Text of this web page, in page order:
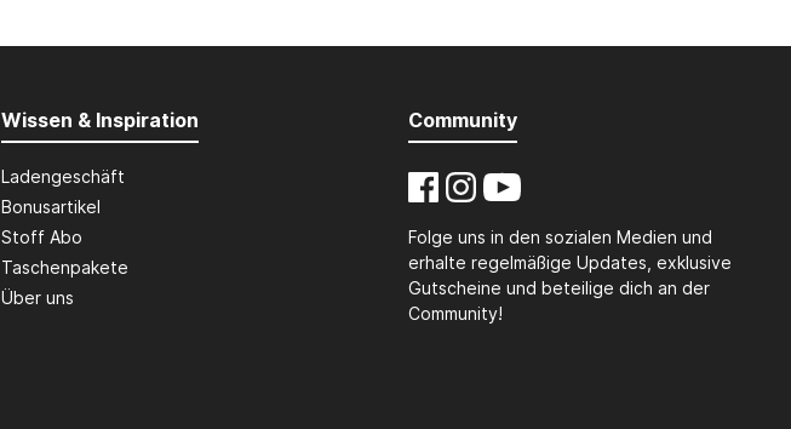
Wissen & Inspiration
Ladengeschäft
Bonusartikel
Stoff Abo
Taschenpakete
Über uns
Community
Folge uns in den sozialen Medien und
erhalte regelmäßige Updates, exklusive
Gutscheine und beteilige dich an der
Community!